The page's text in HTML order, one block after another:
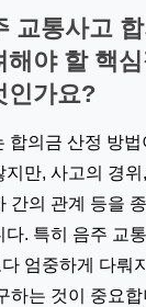
교통사고
해야 할 핵
인가요?
합의금 산정 방법
지만, 사고의 경위
간의 관계 등을
다. 특히 음주 교
엄중하게 다뤄
하는 것이 중요합